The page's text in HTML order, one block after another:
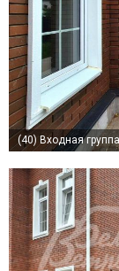
(40) Входная группа.